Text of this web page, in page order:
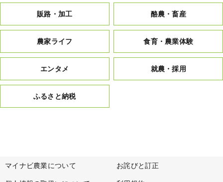
販路・加工 酪農・畜産
農家ライフ 食育・農業体験
エンタメ 就農・採用
ふるさと納税
マイナビ農業について お詫びと訂正